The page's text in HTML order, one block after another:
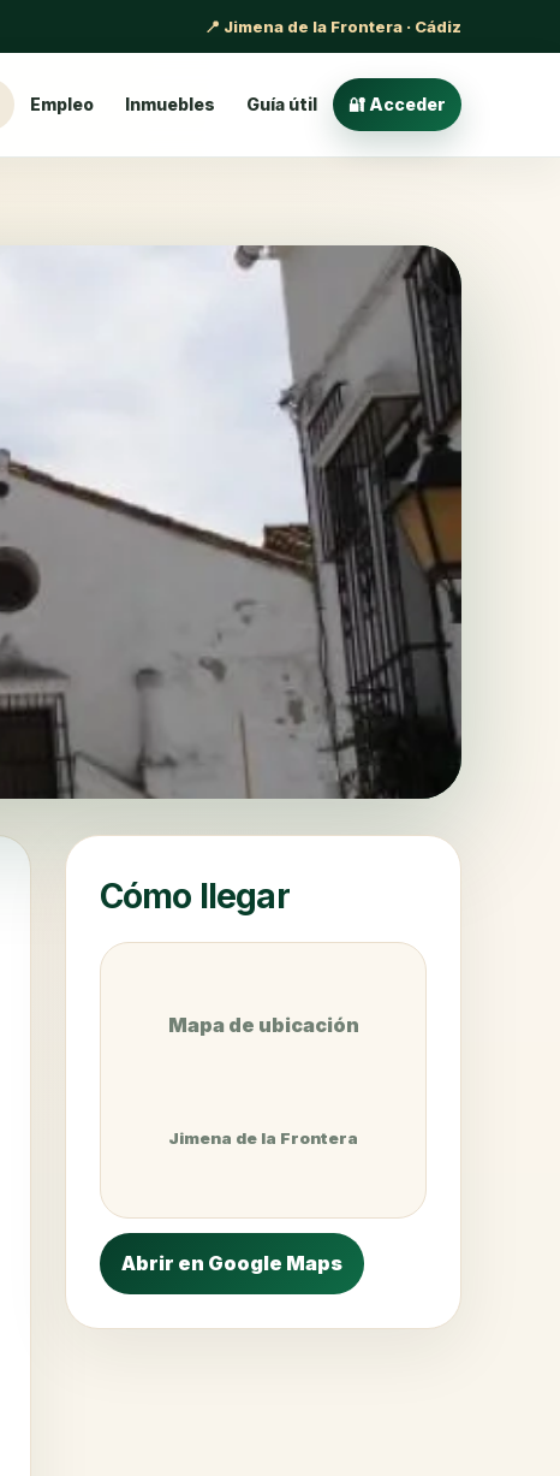
📍 Jimena de la Frontera · Cádiz
Empleo Inmuebles Guía útil 🔐 Acceder
Cómo llegar
Mapa de ubicación
Jimena de la Frontera
Abrir en Google Maps